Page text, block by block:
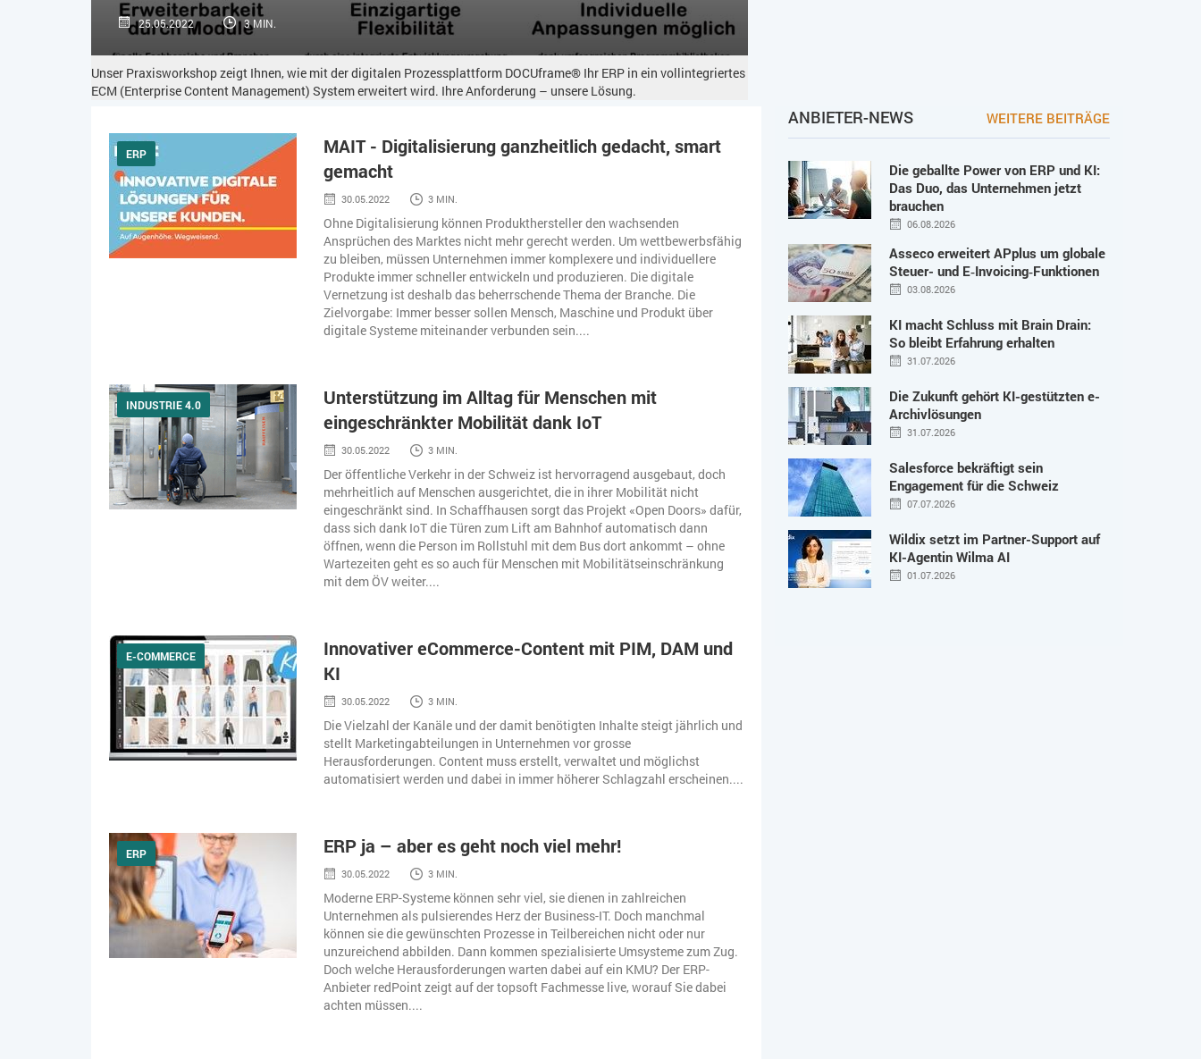
25.05.2022 3 MIN.
Unser Praxisworkshop zeigt Ihnen, wie mit der digitalen Prozessplattform DOCUframe® Ihr ERP in ein vollintegriertes
ECM (Enterprise Content Management) System erweitert wird. Ihre Anforderung – unsere Lösung.
ERP
MAIT - Digitalisierung ganzheitlich gedacht, smart
gemacht
30.05.2022 3 MIN.
Ohne Digitalisierung können Produkthersteller den wachsenden
Ansprüchen des Marktes nicht mehr gerecht werden. Um wettbewerbsfähig
zu bleiben, müssen Unternehmen immer komplexere und individuellere
Produkte immer schneller entwickeln und produzieren. Die digitale
Vernetzung ist deshalb das beherrschende Thema der Branche. Die
Zielvorgabe: Immer besser sollen Mensch, Maschine und Produkt über
digitale Systeme miteinander verbunden sein....
INDUSTRIE 4.0
Unterstützung im Alltag für Menschen mit
eingeschränkter Mobilität dank IoT
30.05.2022 3 MIN.
Der öffentliche Verkehr in der Schweiz ist hervorragend ausgebaut, doch
mehrheitlich auf Menschen ausgerichtet, die in ihrer Mobilität nicht
eingeschränkt sind. In Schaffhausen sorgt das Projekt «Open Doors» dafür,
dass sich dank IoT die Türen zum Lift am Bahnhof automatisch dann
öffnen, wenn die Person im Rollstuhl mit dem Bus dort ankommt – ohne
Wartezeiten geht es so auch für Menschen mit Mobilitätseinschränkung
mit dem ÖV weiter....
E-COMMERCE
Innovativer eCommerce-Content mit PIM, DAM und
KI
30.05.2022 3 MIN.
Die Vielzahl der Kanäle und der damit benötigten Inhalte steigt jährlich und
stellt Marketingabteilungen in Unternehmen vor grosse
Herausforderungen. Content muss erstellt, verwaltet und möglichst
automatisiert werden und dabei in immer höherer Schlagzahl erscheinen....
ERP ERP ja – aber es geht noch viel mehr!
30.05.2022 3 MIN.
Moderne ERP-Systeme können sehr viel, sie dienen in zahlreichen
Unternehmen als pulsierendes Herz der Business-IT. Doch manchmal
können sie die gewünschten Prozesse in Teilbereichen nicht oder nur
unzureichend abbilden. Dann kommen spezialisierte Umsysteme zum Zug.
Doch welche Herausforderungen warten dabei auf ein KMU? Der ERP-
Anbieter redPoint zeigt auf der topsoft Fachmesse live, worauf Sie dabei
achten müssen....
ANBIETER-NEWS WEITERE BEITRÄGE
Die geballte Power von ERP und KI:
Das Duo, das Unternehmen jetzt
brauchen
06.08.2026
Asseco erweitert APplus um globale
Steuer- und E‑Invoicing‑Funktionen
03.08.2026
KI macht Schluss mit Brain Drain:
So bleibt Erfahrung erhalten
31.07.2026
Die Zukunft gehört KI-gestützten e-
Archivlösungen
31.07.2026
Salesforce bekräftigt sein
Engagement für die Schweiz
07.07.2026
Wildix setzt im Partner-Support auf
KI-Agentin Wilma AI
01.07.2026